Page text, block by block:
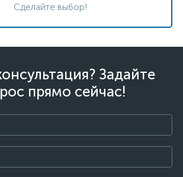
Сделайте выбор!
Задайте
прямо сейчас!